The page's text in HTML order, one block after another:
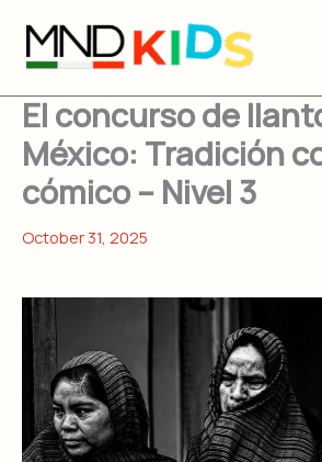
content
El concurso de
México: Tradición
cómico – Nivel 3